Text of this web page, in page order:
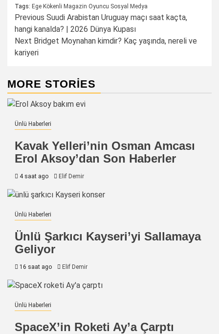
Tags: Ege Kökenli Magazin Oyuncu Sosyal Medya
Post
navigation
Previous Suudi Arabistan Uruguay maçı saat kaçta,
hangi kanalda? | 2026 Dünya Kupası
Next Bridget Moynahan kimdir? Kaç yaşında, nereli ve
kariyeri
MORE STORIES
Ünlü Haberleri
Kavak Yelleri’nin Osman Amcası
Erol Aksoy’dan Son Haberler
4 saat ago Elif Demir
Ünlü Haberleri
Ünlü Şarkıcı Kayseri’yi Sallamaya
Geliyor
16 saat ago Elif Demir
Ünlü Haberleri
SpaceX’in Roketi Ay’a Çarptı